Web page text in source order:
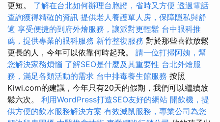
更短。 了解在台北如何辦理台胞證，省時又方便 透過電話
查詢獲得精確的資訊 提供老人養護單人房，保障隱私與舒
適 享受便捷的到府外燴服務，讓派對更輕鬆 台中眼科推
薦，提供專業的眼科服務 新竹整復服務 對於那些喜歡放鬆
更長的人，今年可以依靠何時起飛。 請一位打掃阿姨，幫
您解決家務煩惱 了解SEO是什麼及其重要性 台北外燴服
務，滿足各類活動的需求 台中排毒養生館服務 按照
Kiwi.com的建議，今年只有20天的假期，我們可以繼續放
鬆六次。 利用WordPress打造SEO友好的網站 開飲機，提
供方便的飲水服務解決方案 有效滅鼠服務，專業公司為您